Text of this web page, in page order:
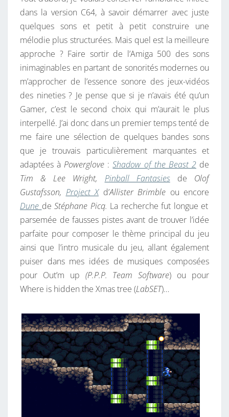
dans la version C64, à savoir démarrer avec juste
quelques sons et petit à petit construire une
mélodie plus structurées. Mais quel est la meilleure
approche ? Faire sortir de l’Amiga 500 des sons
inimaginables en partant de sonorités modernes ou
m’approcher de l’essence sonore des jeux-vidéos
des nineties ? Je pense que si je n’avais été qu’un
Gamer, c’est le second choix qui m’aurait le plus
interpellé. J’ai donc dans un premier temps tenté de
me faire une sélection de quelques bandes sons
que je trouvais particulièrement marquantes et
adaptées àPowerglove :Shadow of the Beast 2de
Tim & Lee Wright, Pinball Fantasies de Olof
Gustafsson, Project X d’Allister Brimble ou encore
Dune de Stéphane Picq. La recherche fut longue et
parsemée de fausses pistes avant de trouver l’idée
parfaite pour composer le thème principal du jeu
ainsi que l’intro musicale du jeu, allant également
puiser dans mes idées de musiques composées
pour Out’m up (P.P.P. Team Software) ou pour
Where is hidden the Xmas tree (LabSET)…